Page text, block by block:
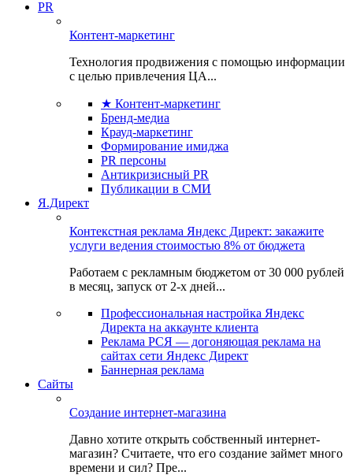
PR
Контент-маркетинг
Технология продвижения с помощью информации
с целью привлечения ЦА...
★ Контент-маркетинг
Бренд-медиа
Крауд-маркетинг
Формирование имиджа
PR персоны
Антикризисный PR
Публикации в СМИ
Я.Директ
Контекстная реклама Яндекс Директ: закажите
услуги ведения стоимостью 8% от бюджета
Работаем с рекламным бюджетом от 30 000 рублей
в месяц, запуск от 2-х дней...
Профессиональная настройка Яндекс
Директа на аккаунте клиента
Реклама РСЯ — догоняющая реклама на
сайтах сети Яндекс Директ
Баннерная реклама
Сайты
Создание интернет-магазина
Давно хотите открыть собственный интернет-
магазин? Считаете, что его создание займет много
времени и сил? Пре...